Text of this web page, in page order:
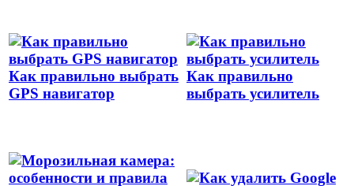
Как правильно выбрать
GPS навигатор
Как правильно
выбрать усилитель